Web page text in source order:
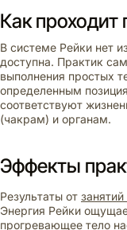
Как проходит
В системе Рейки нет
доступна. Практик
выполнения простых
определенным
соответствуют
(чакрам) и органам.
Эффекты
Результаты от
Энергия Рейки
прогревающее тело